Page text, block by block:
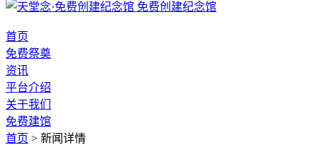
免费创建纪念馆
首页
免费祭奠
资讯
平台介绍
关于我们
免费建馆
首页 > 新闻详情